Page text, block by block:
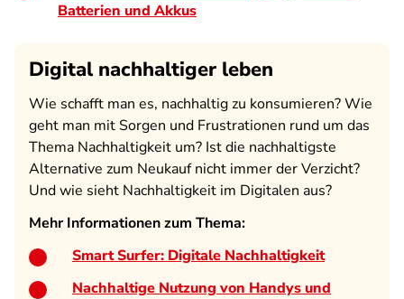
Batterien und Akkus
Digital nachhaltiger leben
Wie schafft man es, nachhaltig zu konsumieren? Wie
geht man mit Sorgen und Frustrationen rund um das
Thema Nachhaltigkeit um? Ist die nachhaltigste
Alternative zum Neukauf nicht immer der Verzicht?
Und wie sieht Nachhaltigkeit im Digitalen aus?
Mehr Informationen zum Thema:
Smart Surfer: Digitale Nachhaltigkeit
Nachhaltige Nutzung von Handys und